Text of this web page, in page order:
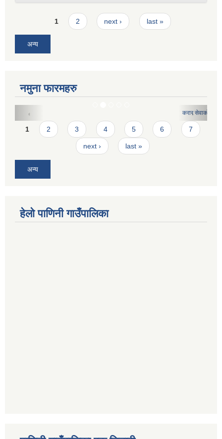
Pages1 2 next › last »
अन्य
नमुना फारमहरु
करार सेवाको लागि दरखास्त फारमः
Pages
1 2 3 4 5 6 7
next › last »
अन्य
हेलो पाणिनी गाउँपालिका